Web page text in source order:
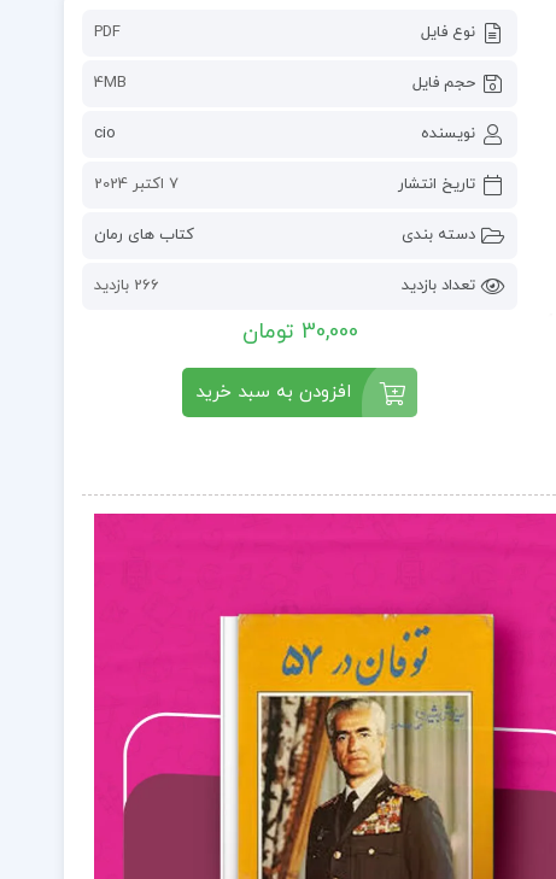
نوع فایل PDF
حجم فایل 4MB
نویسنده cio
تاریخ انتشار 7 اکتبر 2024
دسته بندی کتاب های رمان
تعداد بازدید 266 بازدید
30,000 تومان
افزودن به سبد خرید